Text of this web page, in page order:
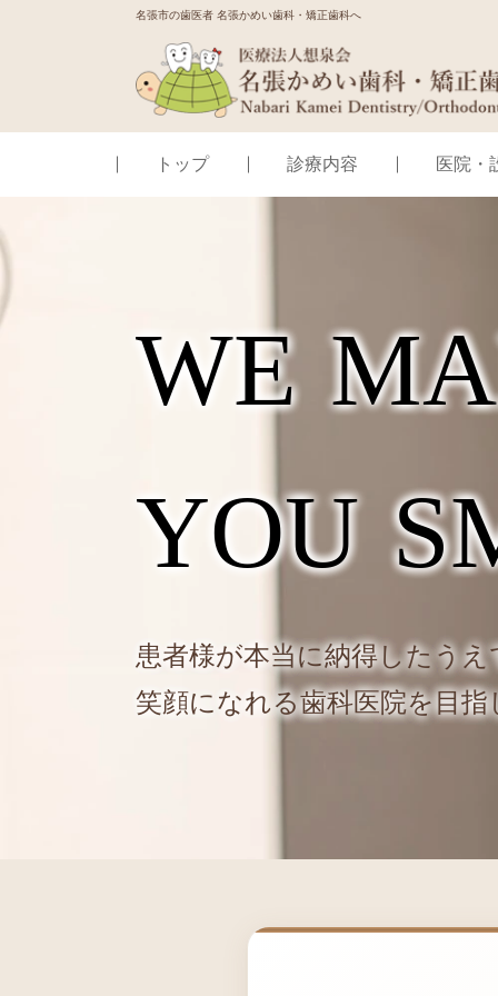
名張市の歯医者 名張かめい歯科・矯正歯科へ
トップ 診療内容 医院・
WE MA
YOU S
患者様が本当に納得したうえ
笑顔になれる歯科医院を目指